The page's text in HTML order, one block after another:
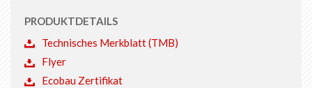
PRODUKTDETAILS
Technisches Merkblatt (TMB)
Flyer
Ecobau Zertifikat